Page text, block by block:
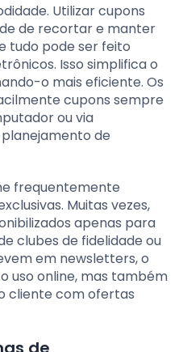
Utilizar cupons
de recortar e manter
tudo pode ser feito
Isso simplifica o
o mais eficiente. Os
cupons sempre
ou via
de
frequentemente
Muitas vezes,
apenas para
clubes de fidelidade ou
em newsletters, o
uso online, mas também
cliente com ofertas